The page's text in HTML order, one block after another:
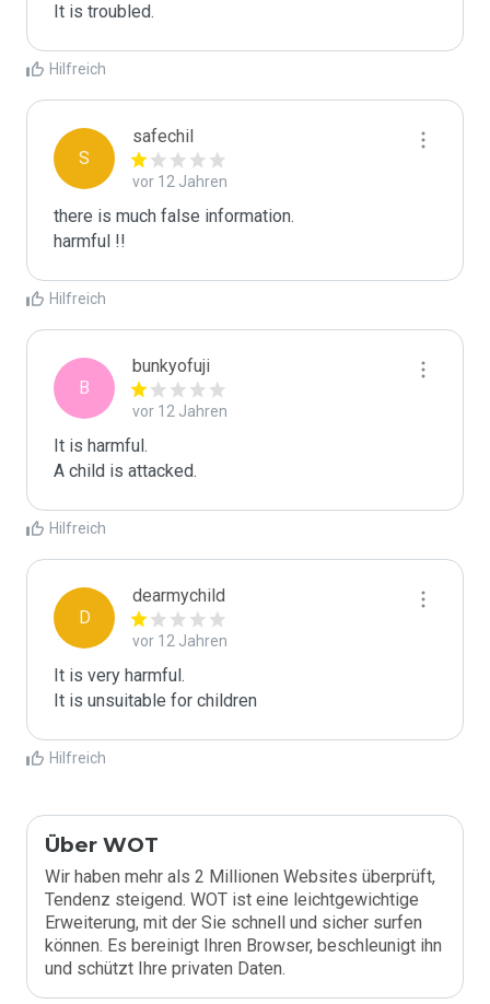
It is troubled.
Hilfreich
S
safechil
vor 12 Jahren
there is much false information.
harmful !!
Hilfreich
B
bunkyofuji
vor 12 Jahren
It is harmful.
A child is attacked.
Hilfreich
D
dearmychild
vor 12 Jahren
It is very harmful.
It is unsuitable for children
Hilfreich
Über WOT
Wir haben mehr als 2 Millionen Websites überprüft,
Tendenz steigend. WOT ist eine leichtgewichtige
Erweiterung, mit der Sie schnell und sicher surfen
können. Es bereinigt Ihren Browser, beschleunigt ihn
und schützt Ihre privaten Daten.